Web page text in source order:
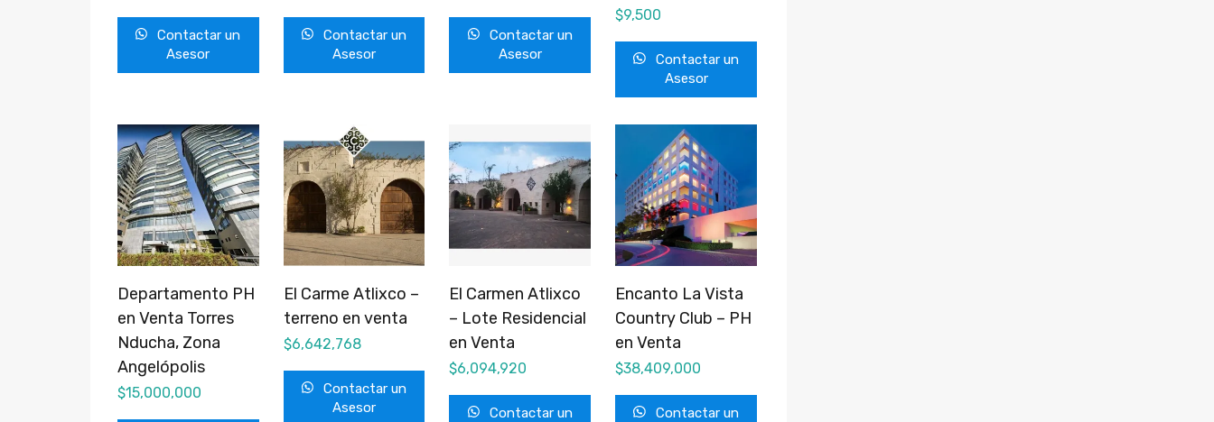
Contactar un
Asesor
Contactar un
Asesor
Contactar un
Asesor
$9,500
Contactar un
Asesor
Departamento PH
en Venta Torres
Nducha, Zona
Angelópolis
$15,000,000
El Carme Atlixco –
terreno en venta
$6,642,768
Contactar un
Asesor
El Carmen Atlixco
– Lote Residencial
en Venta
$6,094,920
Contactar un
Encanto La Vista
Country Club – PH
en Venta
$38,409,000
Contactar un